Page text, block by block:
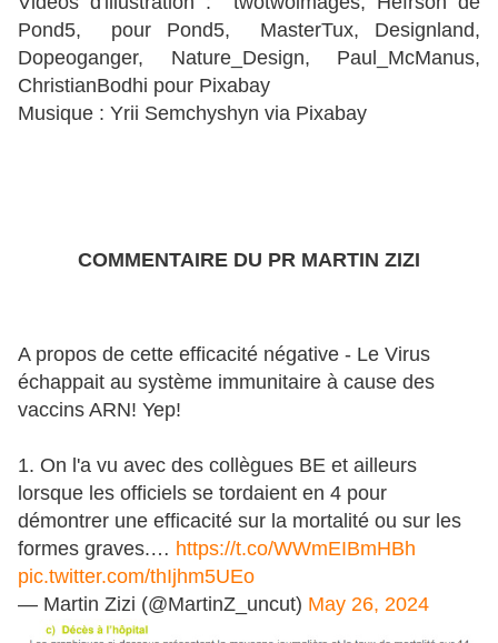
Pond5, pour Pond5, MasterTux, Designland,
Dopeoganger, Nature_Design, Paul_McManus,
ChristianBodhi pour Pixabay
Musique : Yrii Semchyshyn via Pixabay
COMMENTAIRE DU PR MARTIN ZIZI
A propos de cette efficacité négative - Le Virus
échappait au système immunitaire à cause des
vaccins ARN! Yep!
1. On l'a vu avec des collègues BE et ailleurs
lorsque les officiels se tordaient en 4 pour
démontrer une efficacité sur la mortalité ou sur les
formes graves.… https://t.co/WWmEIBmHBh
pic.twitter.com/thIjhm5UEo
— Martin Zizi (@MartinZ_uncut) May 26, 2024